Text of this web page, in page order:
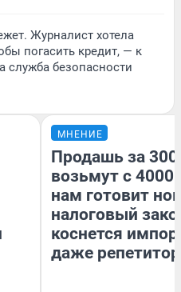
Журналист хотела
погасить кредит, — к
служба безопасности
МНЕНИЕ
Продашь за
возьмут с
нам готовит
налоговый
коснется
даже